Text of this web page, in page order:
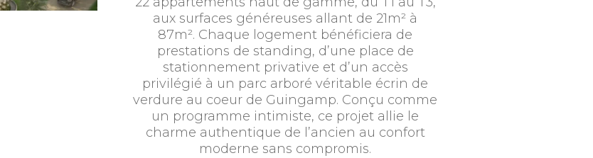
aux surfaces généreuses allant de 21m² à
87m². Chaque logement bénéficiera de
prestations de standing, d’une place de
stationnement privative et d’un accès
privilégié à un parc arboré véritable écrin de
verdure au coeur de Guingamp. Conçu comme
un programme intimiste, ce projet allie le
charme authentique de l’ancien au confort
moderne sans compromis.